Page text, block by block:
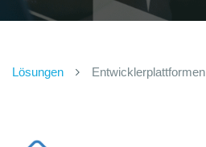
Lösungen Entwicklerplattformen